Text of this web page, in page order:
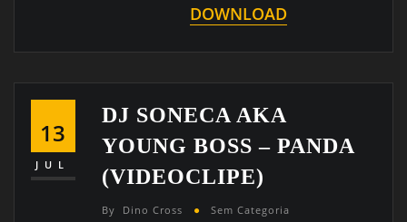
DOWNLOAD
13
JUL
DJ SONECA AKA
YOUNG BOSS – PANDA
(VIDEOCLIPE)
By Dino Cross Sem Categoria